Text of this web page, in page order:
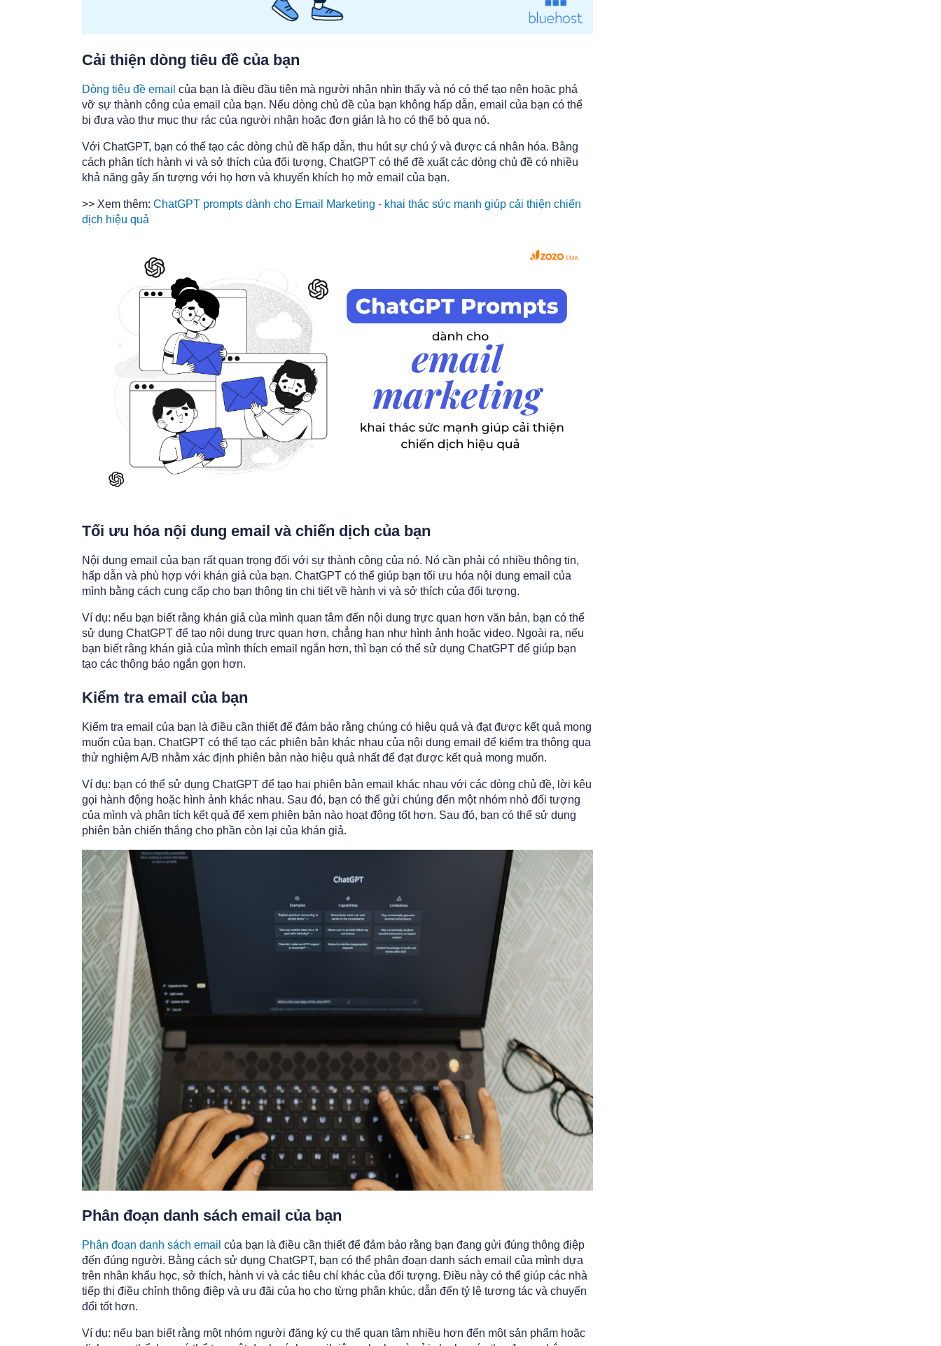
Cải thiện dòng tiêu đề của bạn
Dòng tiêu đề email của bạn là điều đầu tiên mà người nhận nhìn thấy và nó có thể tạo nên hoặc phá
vỡ sự thành công của email của bạn. Nếu dòng chủ đề của bạn không hấp dẫn, email của bạn có thể
bị đưa vào thư mục thư rác của người nhận hoặc đơn giản là họ có thể bỏ qua nó.
Với ChatGPT, bạn có thể tạo các dòng chủ đề hấp dẫn, thu hút sự chú ý và được cá nhân hóa. Bằng
cách phân tích hành vi và sở thích của đối tượng, ChatGPT có thể đề xuất các dòng chủ đề có nhiều
khả năng gây ấn tượng với họ hơn và khuyến khích họ mở email của bạn.
>> Xem thêm: ChatGPT prompts dành cho Email Marketing - khai thác sức mạnh giúp cải thiện chiến
dịch hiệu quả
Tối ưu hóa nội dung email và chiến dịch của bạn
Nội dung email của bạn rất quan trọng đối với sự thành công của nó. Nó cần phải có nhiều thông tin,
hấp dẫn và phù hợp với khán giả của bạn. ChatGPT có thể giúp bạn tối ưu hóa nội dung email của
mình bằng cách cung cấp cho bạn thông tin chi tiết về hành vi và sở thích của đối tượng.
Ví dụ: nếu bạn biết rằng khán giả của mình quan tâm đến nội dung trực quan hơn văn bản, bạn có thể
sử dụng ChatGPT để tạo nội dung trực quan hơn, chẳng hạn như hình ảnh hoặc video. Ngoài ra, nếu
bạn biết rằng khán giả của mình thích email ngắn hơn, thì bạn có thể sử dụng ChatGPT để giúp bạn
tạo các thông báo ngắn gọn hơn.
Kiểm tra email của bạn
Kiểm tra email của bạn là điều cần thiết để đảm bảo rằng chúng có hiệu quả và đạt được kết quả mong
muốn của bạn. ChatGPT có thể tạo các phiên bản khác nhau của nội dung email để kiểm tra thông qua
thử nghiệm A/B nhằm xác định phiên bản nào hiệu quả nhất để đạt được kết quả mong muốn.
Ví dụ: bạn có thể sử dụng ChatGPT để tạo hai phiên bản email khác nhau với các dòng chủ đề, lời kêu
gọi hành động hoặc hình ảnh khác nhau. Sau đó, bạn có thể gửi chúng đến một nhóm nhỏ đối tượng
của mình và phân tích kết quả để xem phiên bản nào hoạt động tốt hơn. Sau đó, bạn có thể sử dụng
phiên bản chiến thắng cho phần còn lại của khán giả.
Phân đoạn danh sách email của bạn
Phân đoạn danh sách email của bạn là điều cần thiết để đảm bảo rằng bạn đang gửi đúng thông điệp
đến đúng người. Bằng cách sử dụng ChatGPT, bạn có thể phân đoạn danh sách email của mình dựa
trên nhân khẩu học, sở thích, hành vi và các tiêu chí khác của đối tượng. Điều này có thể giúp các nhà
tiếp thị điều chỉnh thông điệp và ưu đãi của họ cho từng phân khúc, dẫn đến tỷ lệ tương tác và chuyển
đổi tốt hơn.
Ví dụ: nếu bạn biết rằng một nhóm người đăng ký cụ thể quan tâm nhiều hơn đến một sản phẩm hoặc